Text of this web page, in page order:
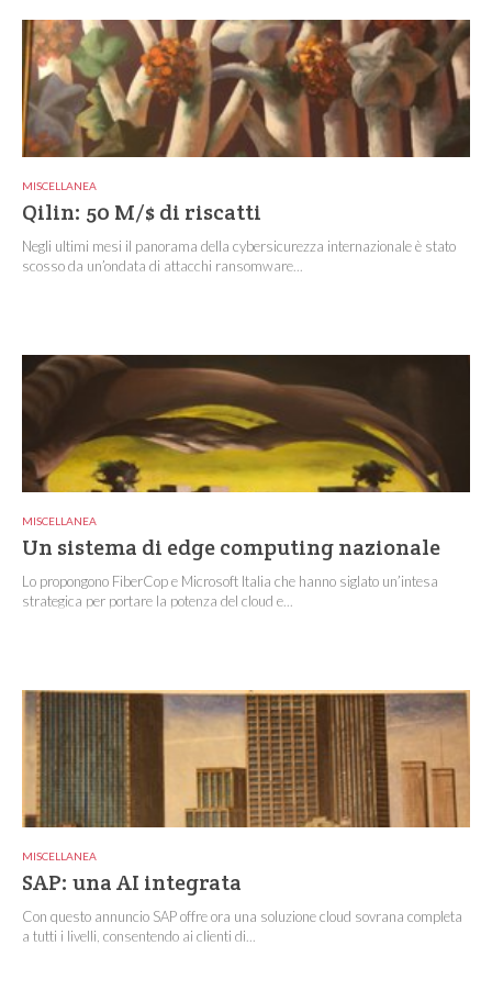
MISCELLANEA
Qilin: 50 M/$ di riscatti
Negli ultimi mesi il panorama della cybersicurezza internazionale è stato
scosso da un’ondata di attacchi ransomware...
MISCELLANEA
Un sistema di edge computing nazionale
Lo propongono FiberCop e Microsoft Italia che hanno siglato un’intesa
strategica per portare la potenza del cloud e...
MISCELLANEA
SAP: una AI integrata
Con questo annuncio SAP offre ora una soluzione cloud sovrana completa
a tutti i livelli, consentendo ai clienti di...